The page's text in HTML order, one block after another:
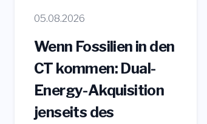
05.08.2026
Wenn Fossilien in den
CT kommen: Dual-
Energy-Akquisition
jenseits des